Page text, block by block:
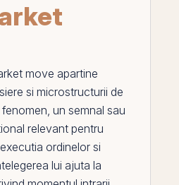
move apartine
si microstructurii de
un semnal sau
relevant pentru
ordinelor si
lui ajuta la